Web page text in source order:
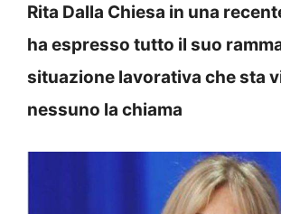
Rita Dalla Chiesa in una
ha espresso tutto il suo
situazione lavorativa che sta
nessuno la chiama